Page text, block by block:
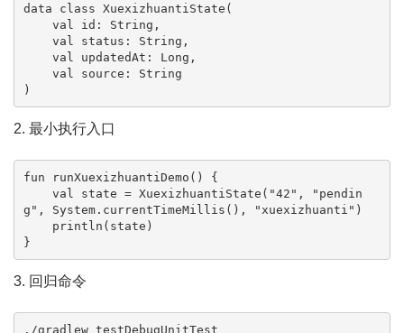
data class XuexizhuantiState(
)
2. 最小执行入口
fun runXuexizhuantiDemo() {
g", System.currentTimeMillis(), "xuexizhuanti")
}
3. 回归命令
./gradlew testDebugUnitTest